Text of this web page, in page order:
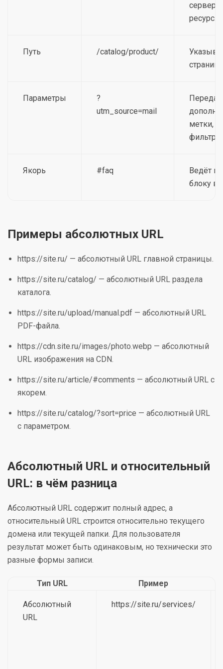
сервер,
ресурс.
Путь /catalog/product/
Параметры
?
utm_source=mail
метки,
Якорь #faq
Ведёт к
блоку
Примеры абсолютных URL
https://site.ru/ — абсолютный URL главной страницы.
https://site.ru/catalog/ — абсолютный URL раздела
каталога.
https://site.ru/upload/manual.pdf — абсолютный URL
PDF-файла.
https://cdn.site.ru/images/photo.webp — абсолютный
URL изображения на CDN.
https://site.ru/article/#comments — абсолютный URL с
якорем.
https://site.ru/catalog/?sort=price — абсолютный URL
с параметром.
Абсолютный URL и относительный
URL: в чём разница
Абсолютный URL содержит полный адрес, а
относительный URL строится относительно текущего
домена или текущей папки. Для пользователя
результат может быть одинаковым, но технически это
разные формы записи.
Тип URL Пример
Абсолютный
URL
https://site.ru/services/